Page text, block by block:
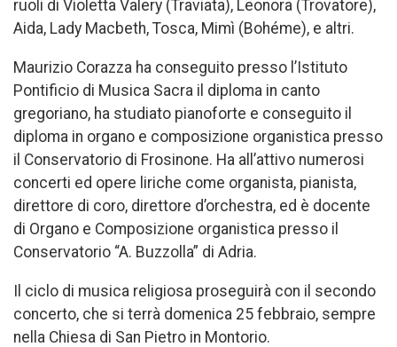
ruoli di Violetta Valery (Traviata), Leonora (Trovatore),
Aida, Lady Macbeth, Tosca, Mimì (Bohéme), e altri.
Maurizio Corazza ha conseguito presso l’Istituto
Pontificio di Musica Sacra il diploma in canto
gregoriano, ha studiato pianoforte e conseguito il
diploma in organo e composizione organistica presso
il Conservatorio di Frosinone. Ha all’attivo numerosi
concerti ed opere liriche come organista, pianista,
direttore di coro, direttore d’orchestra, ed è docente
di Organo e Composizione organistica presso il
Conservatorio “A. Buzzolla” di Adria.
Il ciclo di musica religiosa proseguirà con il secondo
concerto, che si terrà domenica 25 febbraio, sempre
nella Chiesa di San Pietro in Montorio.